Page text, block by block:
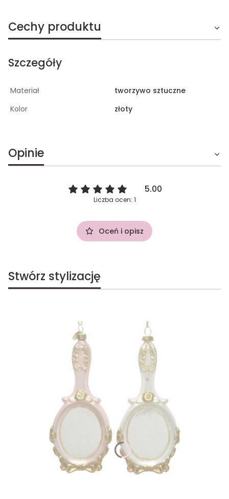
Cechy produktu
Szczegóły
Materiał
tworzywo sztuczne
Kolor
złoty
Opinie
5.00
Liczba ocen: 1
Oceń i opisz
Stwórz stylizację